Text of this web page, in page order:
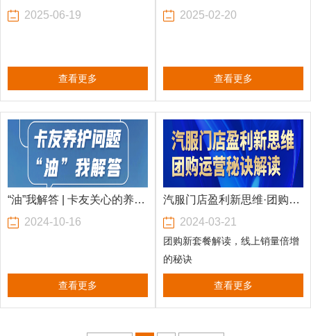
专场直播，好礼等您来！
2025-06-19
查看更多
HTHS2025-02-20
查看更多
“油”我解答 | 卡友关心的养护
问题，有解了~
2024-10-16
查看更多
汽服门店盈利新思维·团购运
营秘诀解读
2024-03-21
团购新套餐解读，线上销量倍增
的秘诀
查看更多